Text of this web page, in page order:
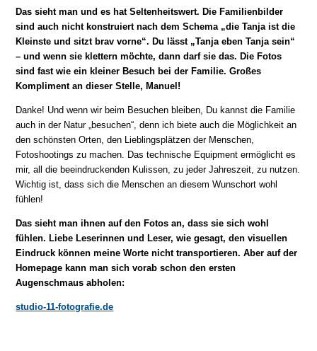
Das sieht man und es hat Seltenheitswert. Die Familienbilder
sind auch nicht konstruiert nach dem Schema „die Tanja ist die
Kleinste und sitzt brav vorne“. Du lässt „Tanja eben Tanja sein“
– und wenn sie klettern möchte, dann darf sie das. Die Fotos
sind fast wie ein kleiner Besuch bei der Familie. Großes
Kompliment an dieser Stelle, Manuel!
Danke! Und wenn wir beim Besuchen bleiben, Du kannst die Familie
auch in der Natur „besuchen“, denn ich biete auch die Möglichkeit an
den schönsten Orten, den Lieblingsplätzen der Menschen,
Fotoshootings zu machen. Das technische Equipment ermöglicht es
mir, all die beeindruckenden Kulissen, zu jeder Jahreszeit, zu nutzen.
Wichtig ist, dass sich die Menschen an diesem Wunschort wohl
fühlen!
Das sieht man ihnen auf den Fotos an, dass sie sich wohl
fühlen. Liebe Leserinnen und Leser, wie gesagt, den visuellen
Eindruck können meine Worte nicht transportieren. Aber auf der
Homepage kann man sich vorab schon den ersten
Augenschmaus abholen:
studio-11-fotografie.de